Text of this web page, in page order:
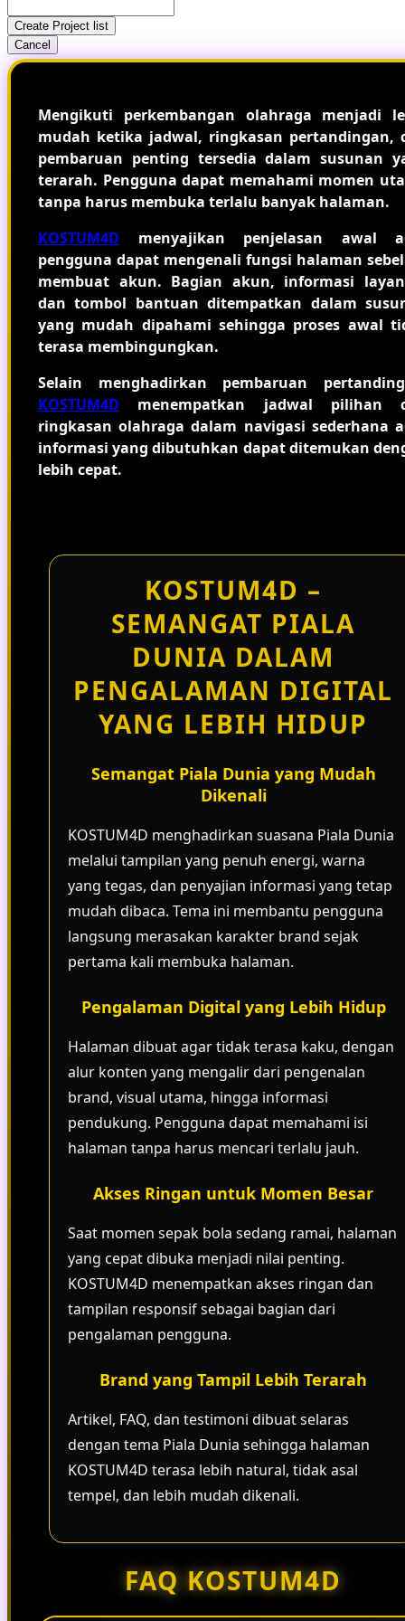
Create Project list
Cancel
Mengikuti perkembangan olahraga menjadi
mudah ketika jadwal, ringkasan pertandingan,
pembaruan penting tersedia dalam susunan
terarah. Pengguna dapat memahami momen
tanpa harus membuka terlalu banyak halaman.
KOSTUM4D menyajikan penjelasan awal
pengguna dapat mengenali fungsi halaman
membuat akun. Bagian akun, informasi
dan tombol bantuan ditempatkan dalam
yang mudah dipahami sehingga proses awal
terasa membingungkan.
Selain menghadirkan pembaruan
KOSTUM4D menempatkan jadwal pilihan
ringkasan olahraga dalam navigasi sederhana
informasi yang dibutuhkan dapat ditemukan
lebih cepat.
KOSTUM4D –
SEMANGAT PIALA
DUNIA DALAM
PENGALAMAN DIGITAL
YANG LEBIH HIDUP
Semangat Piala Dunia yang Mudah
Dikenali
KOSTUM4D menghadirkan suasana Piala Dunia
melalui tampilan yang penuh energi, warna
yang tegas, dan penyajian informasi yang tetap
mudah dibaca. Tema ini membantu pengguna
langsung merasakan karakter brand sejak
pertama kali membuka halaman.
Pengalaman Digital yang Lebih Hidup
Halaman dibuat agar tidak terasa kaku, dengan
alur konten yang mengalir dari pengenalan
brand, visual utama, hingga informasi
pendukung. Pengguna dapat memahami isi
halaman tanpa harus mencari terlalu jauh.
Akses Ringan untuk Momen Besar
Saat momen sepak bola sedang ramai, halaman
yang cepat dibuka menjadi nilai penting.
KOSTUM4D menempatkan akses ringan dan
tampilan responsif sebagai bagian dari
pengalaman pengguna.
Brand yang Tampil Lebih Terarah
Artikel, FAQ, dan testimoni dibuat selaras
dengan tema Piala Dunia sehingga halaman
KOSTUM4D terasa lebih natural, tidak asal
tempel, dan lebih mudah dikenali.
FAQ KOSTUM4D